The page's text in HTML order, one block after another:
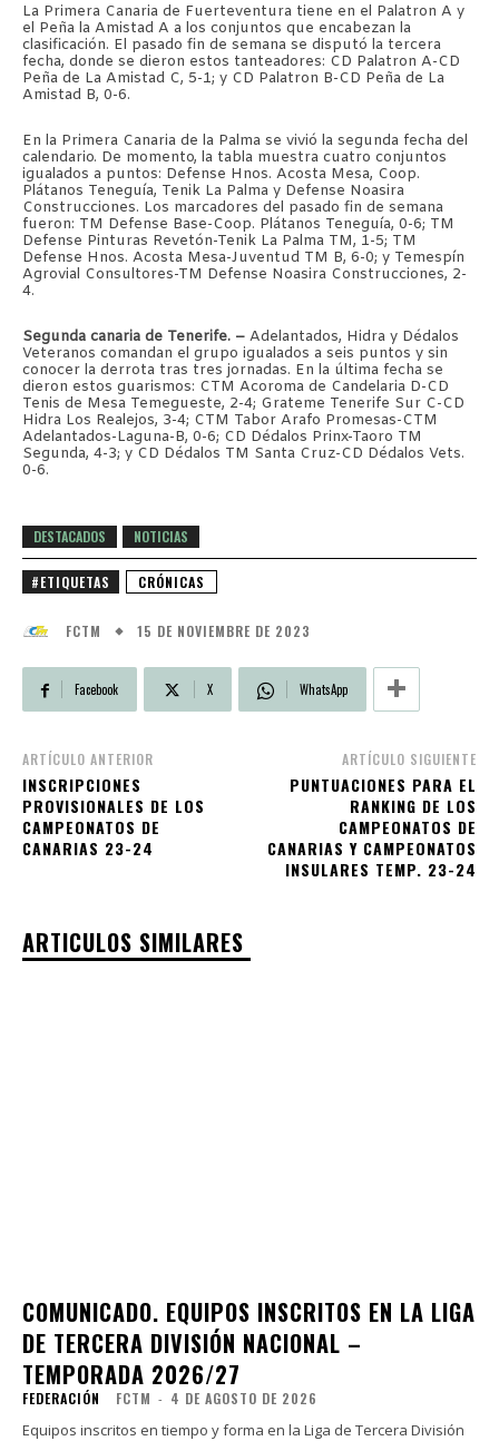
La Primera Canaria de Fuerteventura tiene en el Palatron A y
el Peña la Amistad A a los conjuntos que encabezan la
clasificación. El pasado fin de semana se disputó la tercera
fecha, donde se dieron estos tanteadores: CD Palatron A-CD
Peña de La Amistad C, 5-1; y CD Palatron B-CD Peña de La
Amistad B, 0-6.
En la Primera Canaria de la Palma se vivió la segunda fecha del
calendario. De momento, la tabla muestra cuatro conjuntos
igualados a puntos: Defense Hnos. Acosta Mesa, Coop.
Plátanos Teneguía, Tenik La Palma y Defense Noasira
Construcciones. Los marcadores del pasado fin de semana
fueron: TM Defense Base-Coop. Plátanos Teneguía, 0-6; TM
Defense Pinturas Revetón-Tenik La Palma TM, 1-5; TM
Defense Hnos. Acosta Mesa-Juventud TM B, 6-0; y Temespín
Agrovial Consultores-TM Defense Noasira Construcciones, 2-
4.
Segunda canaria de Tenerife. – Adelantados, Hidra y Dédalos
Veteranos comandan el grupo igualados a seis puntos y sin
conocer la derrota tras tres jornadas. En la última fecha se
dieron estos guarismos: CTM Acoroma de Candelaria D-CD
Tenis de Mesa Temegueste, 2-4; Grateme Tenerife Sur C-CD
Hidra Los Realejos, 3-4; CTM Tabor Arafo Promesas-CTM
Adelantados-Laguna-B, 0-6; CD Dédalos Prinx-Taoro TM
Segunda, 4-3; y CD Dédalos TM Santa Cruz-CD Dédalos Vets.
0-6.
DESTACADOS NOTICIAS
#ETIQUETAS CRÓNICAS
FCTM 15 DE NOVIEMBRE DE 2023
Facebook X WhatsApp
ARTÍCULO ANTERIOR
INSCRIPCIONES
PROVISIONALES DE LOS
CAMPEONATOS DE
CANARIAS 23-24
ARTÍCULO SIGUIENTE
PUNTUACIONES PARA EL
RANKING DE LOS
CAMPEONATOS DE
CANARIAS Y CAMPEONATOS
INSULARES TEMP. 23-24
ARTICULOS SIMILARES
COMUNICADO. EQUIPOS INSCRITOS EN LA LIGA
DE TERCERA DIVISIÓN NACIONAL –
TEMPORADA 2026/27
FEDERACIÓN FCTM - 4 DE AGOSTO DE 2026
Equipos inscritos en tiempo y forma en la Liga de Tercera División